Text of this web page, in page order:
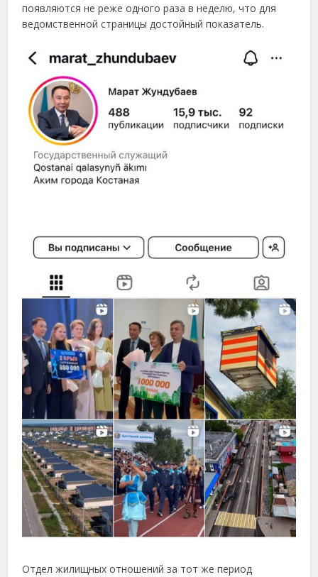
появляются не реже одного раза в неделю, что для
ведомственной страницы достойный показатель.
Отдел жилищных отношений за тот же период